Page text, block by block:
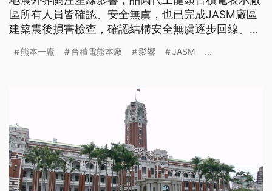
區所有人員皆確認、安全無虞，也已完成JASM廠區
建築震後損害檢查，確認結構安全無虞逐步回線。不
示，經福岡經濟組初步詢問，包括研華、台達電等台
熊本一廠 台積電熊本廠 影響 JASM ...